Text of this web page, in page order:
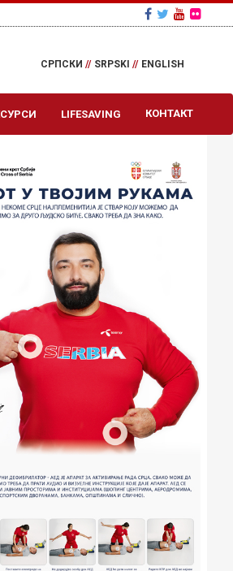
СРПСКИ // SRPSKI // ENGLISH
LIFESAVING КОНТАКТ